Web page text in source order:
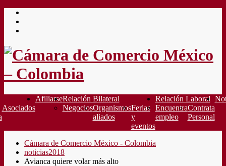
Saltar
contenido
Asociados
AfiliarseRelación Bilateral
NegociosOrganismos
aliados
Ferias
y
eventos
Relación Laboral
Encuentra
empleo
Contrata
Personal
Cámara de Comercio México - Colombia
noticias2018
Avianca quiere volar más alto